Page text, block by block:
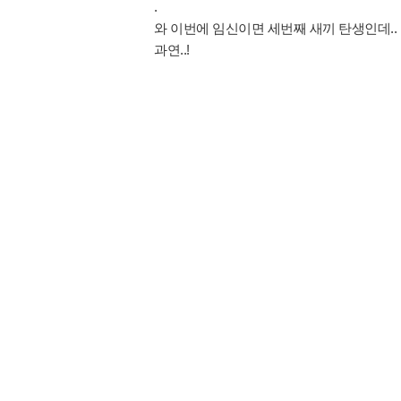
.
와 이번에 임신이면 세번째 새끼 탄생인데..
과연..!